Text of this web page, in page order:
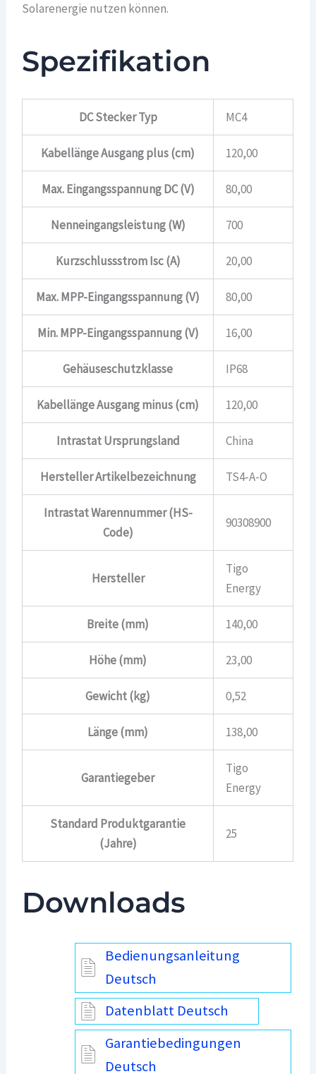
Solarenergie nutzen können.
Spezifikation
DC Stecker Typ MC4
Kabellänge Ausgang plus (cm) 120,00
Max. Eingangsspannung DC (V) 80,00
Nenneingangsleistung (W) 700
Kurzschlussstrom Isc (A) 20,00
Max. MPP-Eingangsspannung (V) 80,00
Min. MPP-Eingangsspannung (V) 16,00
Gehäuseschutzklasse IP68
Kabellänge Ausgang minus (cm) 120,00
Intrastat Ursprungsland China
Hersteller Artikelbezeichnung TS4-A-O
Intrastat Warennummer (HS-
Code)
90308900
Hersteller
Tigo
Energy
Breite (mm) 140,00
Höhe (mm) 23,00
Gewicht (kg) 0,52
Länge (mm) 138,00
Garantiegeber
Tigo
Energy
Standard Produktgarantie
(Jahre)
25
Downloads
Bedienungsanleitung
Deutsch
Datenblatt Deutsch
Garantiebedingungen
Deutsch